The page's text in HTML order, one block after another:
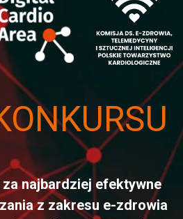
za najbardziej efektywne
z zakresu e-zdrowia